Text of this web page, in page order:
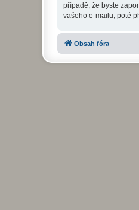
případě, že byste
vašeho e-mailu, poté
Obsah fóra